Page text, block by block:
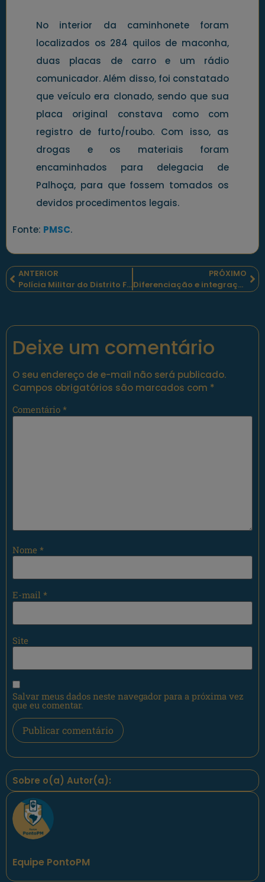
No interior da caminhonete foram
localizados os 284 quilos de maconha,
duas placas de carro e um rádio
comunicador. Além disso, foi constatado
que veículo era clonado, sendo que sua
placa original constava como com
registro de furto/roubo. Com isso, as
drogas e os materiais foram
encaminhados para delegacia de
Palhoça, para que fossem tomados os
devidos procedimentos legais.
Fonte: PMSC.
ANTERIOR
Polícia Militar do Distrito Federal publicou o 30º informativo semanal de notícias parlamentares
PRÓXIMO
Diferenciação e integração dos órgãos da segurança pública brasileira
Deixe um comentário
O seu endereço de e-mail não será publicado.
Campos obrigatórios são marcados com *
Comentário *
Nome *
E-mail *
Site
Salvar meus dados neste navegador para a próxima vez
que eu comentar.
Sobre o(a) Autor(a):
Equipe PontoPM